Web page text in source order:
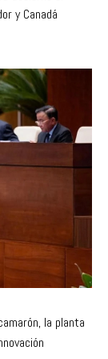
el
y Canadá
la planta